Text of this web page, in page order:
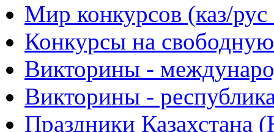
Мир конкурсов (каз/рус
Конкурсы на
Викторины -
Викторины -
Праздники Казахстана